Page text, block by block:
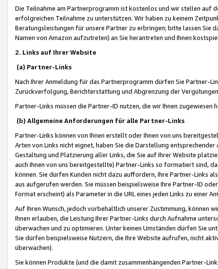
Die Teilnahme am Partnerprogramm ist kostenlos und wir stellen auf
erfolgreichen Teilnahme zu unterstützen. Wir haben zu keinem
Beratungsleistungen für unsere Partner zu erbringen; bitte lassen Sie
Namen von Amazon aufzutreten) an Sie herantreten und Ihnen
2. Links auf Ihrer Website
(a) Partner-Links
Nach Ihrer Anmeldung für das Partnerprogramm dürfen Sie Partner-
Zurückverfolgung, Berichterstattung und Abgrenzung der
Partner-Links müssen die Partner-ID nutzen, die wir Ihnen zugewiesen
(b) Allgemeine Anforderungen für alle Partner-Links
Partner-Links können von Ihnen erstellt oder Ihnen von uns
Arten von Links nicht eignet, haben Sie die Darstellung
Gestaltung und Platzierung aller Links, die Sie auf Ihrer Website
auch Ihnen von uns bereitgestellte) Partner-Links so formatiert sind,
können. Sie dürfen Kunden nicht dazu auffordern, Ihre Partner-Links
aus aufgerufen werden. Sie müssen beispielsweise Ihre Partner-ID
Format erscheint) als Parameter in die URL eines jeden Links zu einer
Auf Ihren Wunsch, jedoch vorbehaltlich unserer Zustimmung, können
Ihnen erlauben, die Leistung Ihrer Partner-Links durch Aufnahme
überwachen und zu optimieren. Unter keinen Umständen dürfen Sie
Sie dürfen beispielsweise Nutzern, die Ihre Website aufrufen, nicht
überwachen).
Sie können Produkte (und die damit zusammenhängenden Partner-